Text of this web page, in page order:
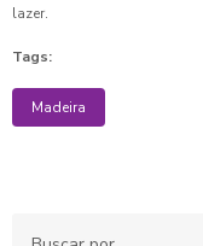
lazer.
Tags:
Madeira